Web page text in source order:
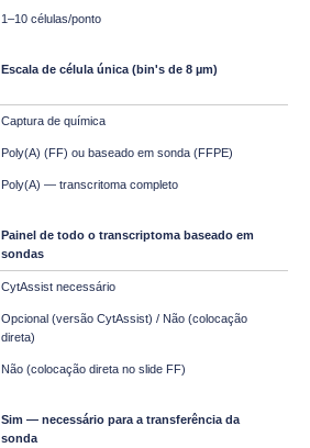
1–10 células/ponto
Escala de célula única (bin's de 8 µm)
Captura de química
Poly(A) (FF) ou baseado em sonda (FFPE)
Poly(A) — transcritoma completo
Painel de todo o transcriptoma baseado em
sondas
CytAssist necessário
Opcional (versão CytAssist) / Não (colocação
direta)
Não (colocação direta no slide FF)
Sim — necessário para a transferência da
sonda